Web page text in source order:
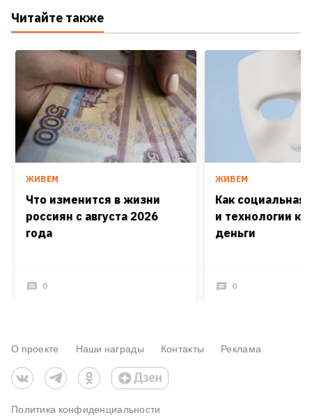
Читайте также
ЖИВЕМ
Что изменится в жизни
россиян с августа 2026
года
0
ЖИВЕМ
Как
и технологии
деньги
0
О проекте Наши награды Контакты Реклама
Политика конфиденциальности